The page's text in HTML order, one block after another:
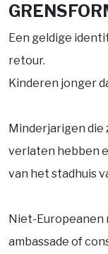
Een geldige
retour.
Kinderen jonger
Minderjarigen die
verlaten hebben
van het stadhuis
Niet-Europeanen
ambassade of